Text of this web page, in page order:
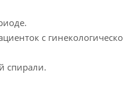
с
спирали.